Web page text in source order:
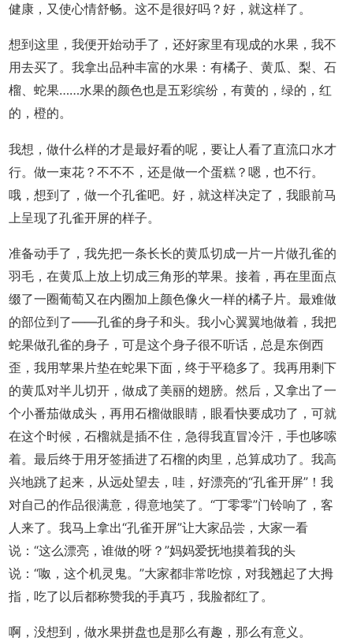
健康，又使心情舒畅。这不是很好吗？好，就这样了。
想到这里，我便开始动手了，还好家里有现成的水果，我不
用去买了。我拿出品种丰富的水果：有橘子、黄瓜、梨、石
榴、蛇果……水果的颜色也是五彩缤纷，有黄的，绿的，红
的，橙的。
我想，做什么样的才是最好看的呢，要让人看了直流口水才
行。做一束花？不不不，还是做一个蛋糕？嗯，也不行。
哦，想到了，做一个孔雀吧。好，就这样决定了，我眼前马
上呈现了孔雀开屏的样子。
准备动手了，我先把一条长长的黄瓜切成一片一片做孔雀的
羽毛，在黄瓜上放上切成三角形的苹果。接着，再在里面点
缀了一圈葡萄又在内圈加上颜色像火一样的橘子片。最难做
的部位到了——孔雀的身子和头。我小心翼翼地做着，我把
蛇果做孔雀的身子，可是这个身子很不听话，总是东倒西
歪，我用苹果片垫在蛇果下面，终于平稳多了。我再用剩下
的黄瓜对半儿切开，做成了美丽的翅膀。然后，又拿出了一
个小番茄做成头，再用石榴做眼睛，眼看快要成功了，可就
在这个时候，石榴就是插不住，急得我直冒冷汗，手也哆嗦
着。最后终于用牙签插进了石榴的肉里，总算成功了。我高
兴地跳了起来，从远处望去，哇，好漂亮的“孔雀开屏”！我
对自己的作品很满意，得意地笑了。“丁零零”门铃响了，客
人来了。我马上拿出“孔雀开屏”让大家品尝，大家一看
说：“这么漂亮，谁做的呀？”妈妈爱抚地摸着我的头
说：“呶，这个机灵鬼。”大家都非常吃惊，对我翘起了大拇
指，吃了以后都称赞我的手真巧，我脸都红了。
啊，没想到，做水果拼盘也是那么有趣，那么有意义。